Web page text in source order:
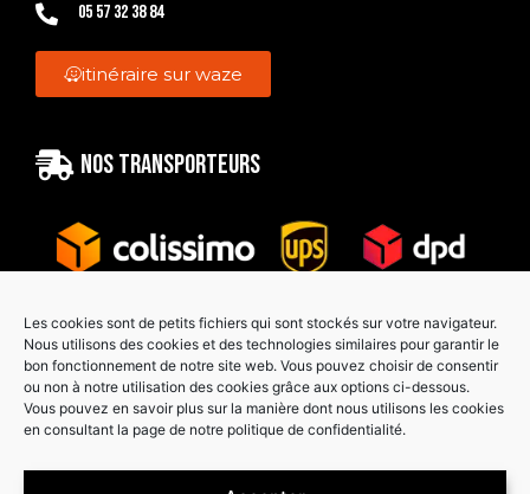
Les cookies sont de petits fichiers qui sont stockés sur votre navigateur.
Nous utilisons des cookies et des technologies similaires pour garantir le
bon fonctionnement de notre site web. Vous pouvez choisir de consentir
ou non à notre utilisation des cookies grâce aux options ci-dessous.
Vous pouvez en savoir plus sur la manière dont nous utilisons les cookies
en consultant la page de notre politique de confidentialité.
05 57 32 38 84
itinéraire sur waze
Nos transporteurs
Paiement sécurisé